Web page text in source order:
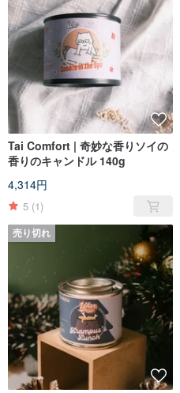
Tai Comfort | 奇妙な香りソイの
香りのキャンドル 140g
4,314円
5 (1)
売り切れ